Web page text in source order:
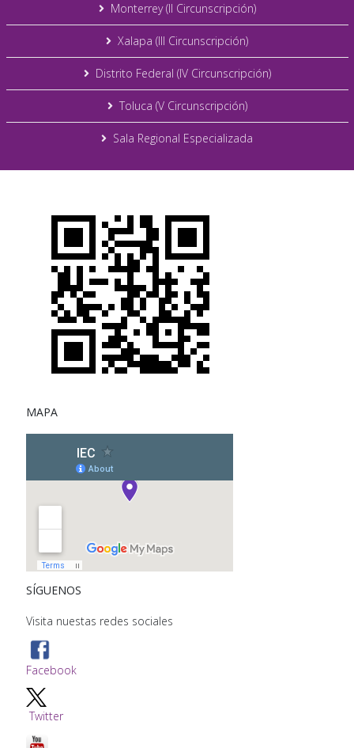
Monterrey (II Circunscripción)
Xalapa (III Circunscripción)
Distrito Federal (IV Circunscripción)
Toluca (V Circunscripción)
Sala Regional Especializada
MAPA
SÍGUENOS
Visita nuestas redes sociales
Facebook
Twitter